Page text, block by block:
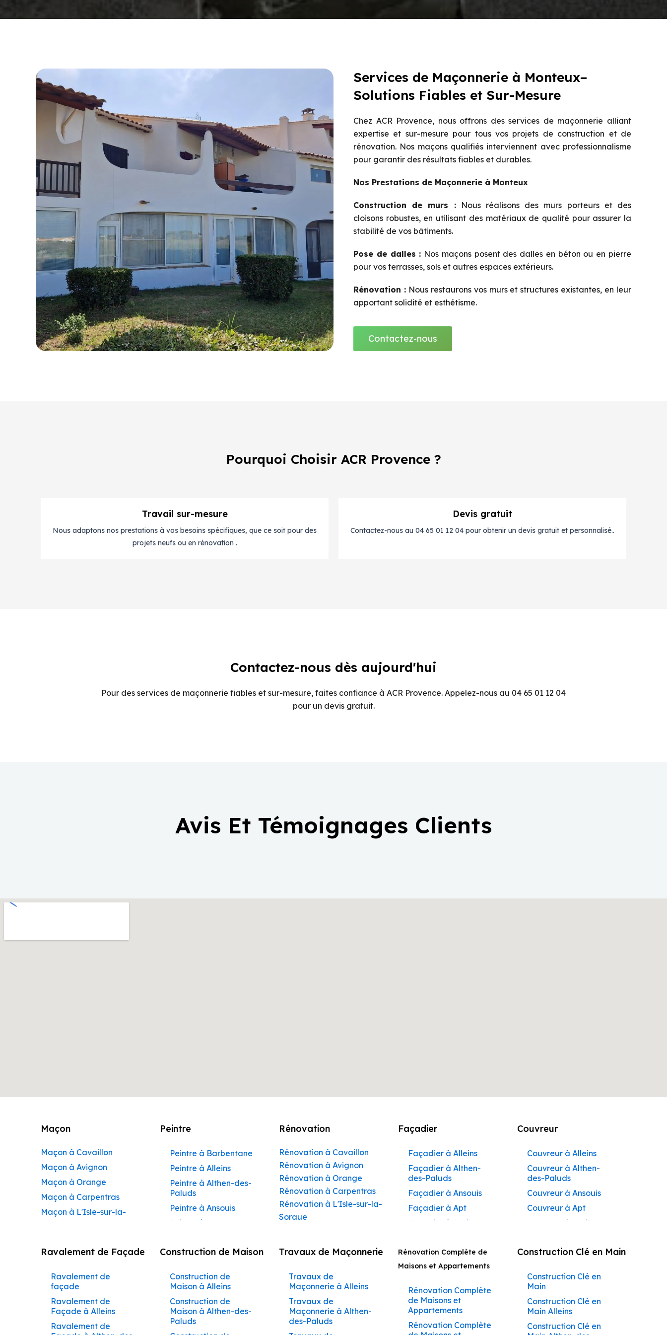
Services de Maçonnerie à Monteux–
Solutions Fiables et Sur-Mesure
Chez ACR Provence, nous offrons des services de maçonnerie alliant
expertise et sur-mesure pour tous vos projets de construction et de
rénovation. Nos maçons qualifiés interviennent avec professionnalisme
pour garantir des résultats fiables et durables.
Nos Prestations de Maçonnerie à Monteux
Construction de murs :Nous réalisons des murs porteurs et des
cloisons robustes, en utilisant des matériaux de qualité pour assurer la
stabilité de vos bâtiments.
Pose de dalles : Nos maçons posent des dalles en béton ou en pierre
pour vos terrasses, sols et autres espaces extérieurs.
Rénovation :Nous restaurons vos murs et structures existantes, en leur
apportant solidité et esthétisme.
Contactez-nous
Pourquoi Choisir ACR Provence ?
Travail sur-mesure
Nous adaptons nos prestations à vos besoins spécifiques, que ce soit pour des
projets neufs ou en rénovation .
Devis gratuit
Contactez-nous au 04 65 01 12 04 pour obtenir un devis gratuit et personnalisé..
Contactez-nous dès aujourd'hui
Pour des services de maçonnerie fiables et sur-mesure, faites confiance à ACR Provence. Appelez-nous au 04 65 01 12 04
pour un devis gratuit.
Avis Et Témoignages Clients
Maçon
Maçon à Cavaillon
Maçon à Avignon
Maçon à Orange
Maçon à Carpentras
Maçon à L'Isle-sur-la-
Maçon à Pertuis
Maçon à Le Pontet
Maçon à Vaison-la-
Romaine
Maçon à Bollène
Peintre
Peintre à Barbentane
Peintre à Alleins
Peintre à Althen-des-
Paluds
Peintre à Ansouis
Peintre à Apt
Peintre à Aurons
Peintre à Beaumettes
Peintre à Beaumont-
de-Pertuis
Peintre à Bédarrides
Rénovation
Rénovation à Cavaillon
Rénovation à Avignon
Rénovation à Orange
Rénovation à Carpentras
Rénovation à L'Isle-sur-la-
Sorgue
Rénovation à Sorgues
Rénovation à Vaison-la-
Romaine
Rénovation à Bollène
Rénovation à Monteux
Rénovation à Valréas
Façadier
Façadier à Alleins
Façadier à Althen-
des-Paluds
Façadier à Ansouis
Façadier à Apt
Façadier à Auribeau
Façadier à
AvignonFaçadier à
Barbentane
Façadier à
Beaumettes
Façadier à Beaumont-
Couvreur
Couvreur à Alleins
Couvreur à Althen-
des-Paluds
Couvreur à Ansouis
Couvreur à Apt
Couvreur à Auribeau
Couvreur à Avignon
Barbentane
Couvreur à
Beaumettes
Couvreur à Beaumont-
de-Pertuis
Ravalement de Façade
Ravalement de
façade
Ravalement de
Façade à Alleins
Ravalement de
Construction de Maison
Construction de
Maison à Alleins
Construction de
Maison à Althen-des-
Paluds
Travaux de Maçonnerie
Travaux de
Maçonnerie à Alleins
Travaux de
Maçonnerie à Althen-
des-Paluds
Rénovation Complète de
Maisons et Appartements
Rénovation Complète
de Maisons et
Appartements
Rénovation Complète
Construction Clé en Main
Construction Clé en
Main
Construction Clé en
Main Alleins
Construction Clé en